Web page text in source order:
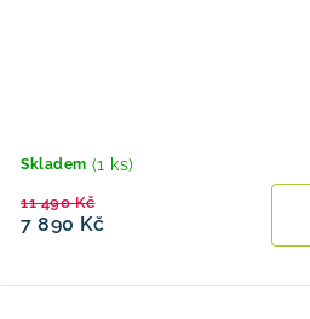
Skladem (1 ks)
7 890 Kč
11 490 Kč